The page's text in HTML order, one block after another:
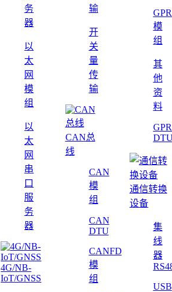
务
器
以
太
网
模
组
以
太
网
串
口
服
务
器
4G/NB-
IoT/GNSS
输
开
关
量
传
输
CAN总
线
CAN
模
组
CAN
DTU
CANFD
模
组
模
组
其
他
资
料
通信转换
设备
集
线
器
USB